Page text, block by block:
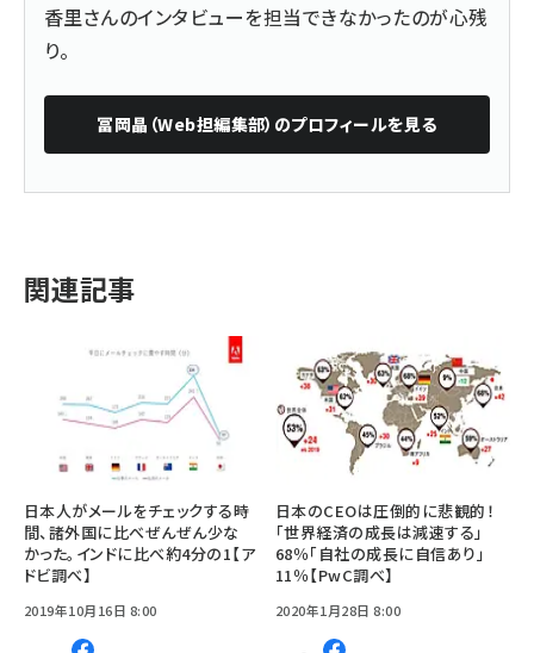
香里さんのインタビューを担当できなかったのが心残
り。
冨岡晶（Web担編集部） のプロフィールを見る
関連記事
日本人がメールをチェックする時
間、諸外国に比べぜんぜん少な
かった。インドに比べ約4分の1【ア
ドビ調べ】
2019年10月16日 8:00
日本のCEOは圧倒的に悲観的！
「世界経済の成長は減速する」
68％「自社の成長に自信あり」
11％【PwC調べ】
2020年1月28日 8:00